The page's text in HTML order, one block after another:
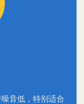
音低，特别适合